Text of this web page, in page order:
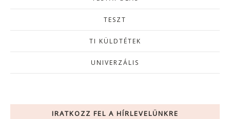
TESZT
TI KÜLDTÉTEK
UNIVERZÁLIS
IRATKOZZ FEL A HÍRLEVELÜNKRE